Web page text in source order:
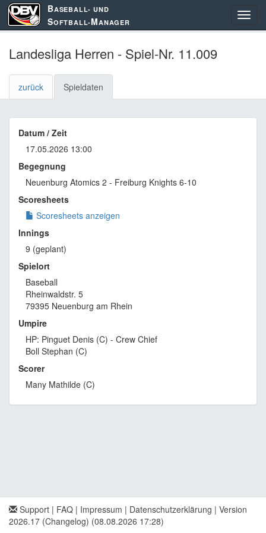
BASEBALL- UND
SOFTBALL-MANAGER
Landesliga Herren - Spiel-Nr. 11.009
zurück Spieldaten
Datum / Zeit
17.05.2026 13:00
Begegnung
Neuenburg Atomics 2 - Freiburg Knights 6-10
Scoresheets
Scoresheets anzeigen
Innings
9 (geplant)
Spielort
Baseball
Rheinwaldstr. 5
79395 Neuenburg am Rhein
Umpire
HP: Pinguet Denis (C) - Crew Chief
Boll Stephan (C)
Scorer
Many Mathilde (C)
Support | FAQ | Impressum | Datenschutzerklärung | Version
2026.17 (Changelog) (08.08.2026 17:28)